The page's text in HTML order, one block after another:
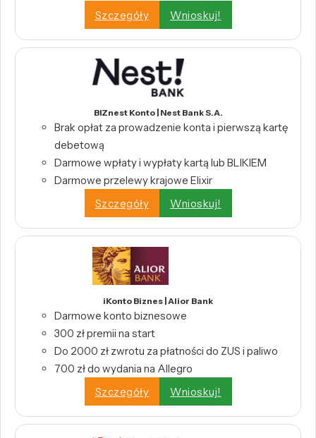
Szczegóły
Wnioskuj!
BIZnest Konto | Nest Bank S.A.
Brak opłat za prowadzenie konta i pierwszą kartę
debetową
Darmowe wpłaty i wypłaty kartą lub BLIKIEM
Darmowe przelewy krajowe Elixir
Szczegóły
Wnioskuj!
iKonto Biznes | Alior Bank
Darmowe konto biznesowe
300 zł premii na start
Do 2000 zł zwrotu za płatności do ZUS i paliwo
700 zł do wydania na Allegro
Szczegóły
Wnioskuj!